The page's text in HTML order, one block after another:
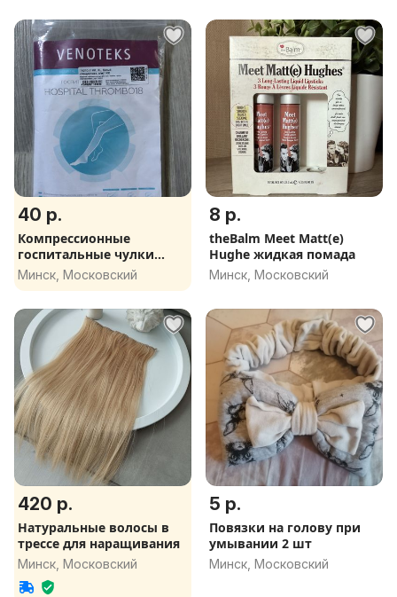
40 р.
Компрессионные
госпитальные чулки
НОВЫЕ
Минск, Московский
8 р.
theBalm Meet Matt(e)
Hughe жидкая помада
Минск, Московский
420 р.
Натуральные волосы в
трессе для наращивания
Минск, Московский
5 р.
Повязки на голову при
умывании 2 шт
Минск, Московский